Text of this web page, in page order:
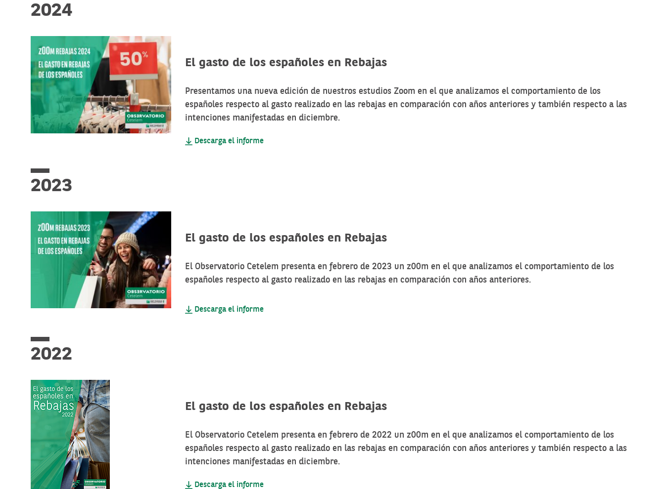
2024
El gasto de los españoles en Rebajas
Presentamos una nueva edición de nuestros estudios Zoom en el que analizamos el comportamiento de los
españoles respecto al gasto realizado en las rebajas en comparación con años anteriores y también respecto a las
intenciones manifestadas en diciembre.
Descarga el informe
2023
El gasto de los españoles en Rebajas
El Observatorio Cetelem presenta en febrero de 2023 un z00m en el que analizamos el comportamiento de los
españoles respecto al gasto realizado en las rebajas en comparación con años anteriores.
Descarga el informe
2022
El gasto de los españoles en Rebajas
El Observatorio Cetelem presenta en febrero de 2022 un z00m en el que analizamos el comportamiento de los
españoles respecto al gasto realizado en las rebajas en comparación con años anteriores y también respecto a las
intenciones manifestadas en diciembre.
Descarga el informe